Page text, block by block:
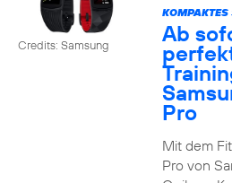
Credits: Samsung
KOMPAKTES
Ab
Pro
Mit dem
Pro von